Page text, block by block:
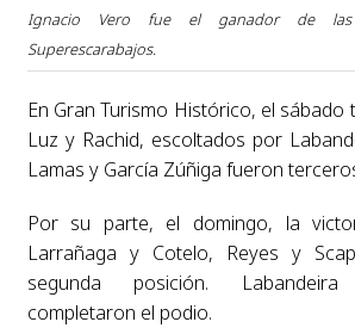
Ignacio Vero fue el ganador de
Superescarabajos.
En Gran Turismo Histórico, el
Luz y Rachid, escoltados por
Lamas y García Zúñiga fueron
Por su parte, el domingo, la
Larrañaga y Cotelo, Reyes y
segunda posición.
completaron el podio.